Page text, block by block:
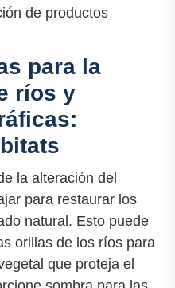
de productos
para la
ríos y
la alteración del
para restaurar los
natural. Esto puede
orillas de los ríos para
que proteja el